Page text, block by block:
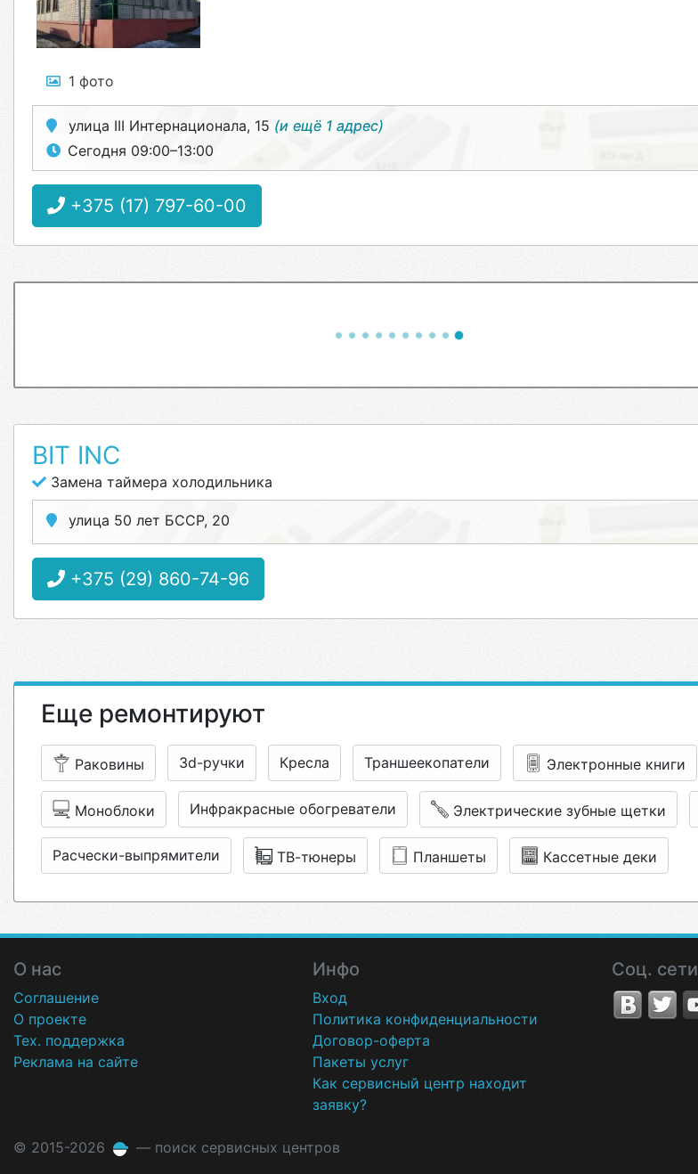
1 фото
улица III Интернационала, 15 (и ещё 1 адрес)
Сегодня 09:00–13:00
+375 (17) 797-60-00
BIT INC
Замена таймера холодильника
улица 50 лет БССР, 20
+375 (29) 860-74-96
Еще ремонтируют
Раковины 3d-ручки Кресла Траншеекопатели Электронные книги
Моноблоки Инфракрасные обогреватели Электрические зубные щетки
Расчески-выпрямители ТВ-тюнеры Планшеты Кассетные деки
О нас
Соглашение
О проекте
Тех. поддержка
Реклама на сайте
Инфо
Вход
Политика конфиденциальности
Договор-оферта
Пакеты услуг
Как сервисный центр находит
заявку?
Соц. сети
© 2015-2026 — поиск сервисных центров